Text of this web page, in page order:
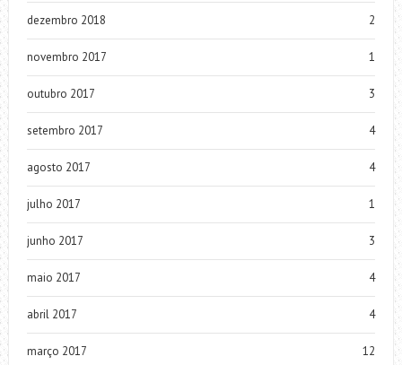
dezembro 2018 2
novembro 2017 1
outubro 2017 3
setembro 2017 4
agosto 2017 4
julho 2017 1
junho 2017 3
maio 2017 4
abril 2017 4
março 2017 12